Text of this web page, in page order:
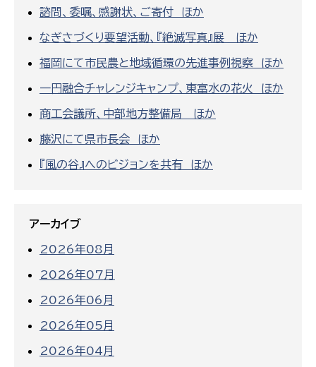
諮問、委嘱、感謝状、ご寄付 ほか
なぎさづくり要望活動、『絶滅写真』展 ほか
福岡にて市民農と地域循環の先進事例視察 ほか
一円融合チャレンジキャンプ、東富水の花火 ほか
商工会議所、中部地方整備局 ほか
藤沢にて県市長会 ほか
『風の谷』へのビジョンを共有 ほか
アーカイブ
2026年08月
2026年07月
2026年06月
2026年05月
2026年04月